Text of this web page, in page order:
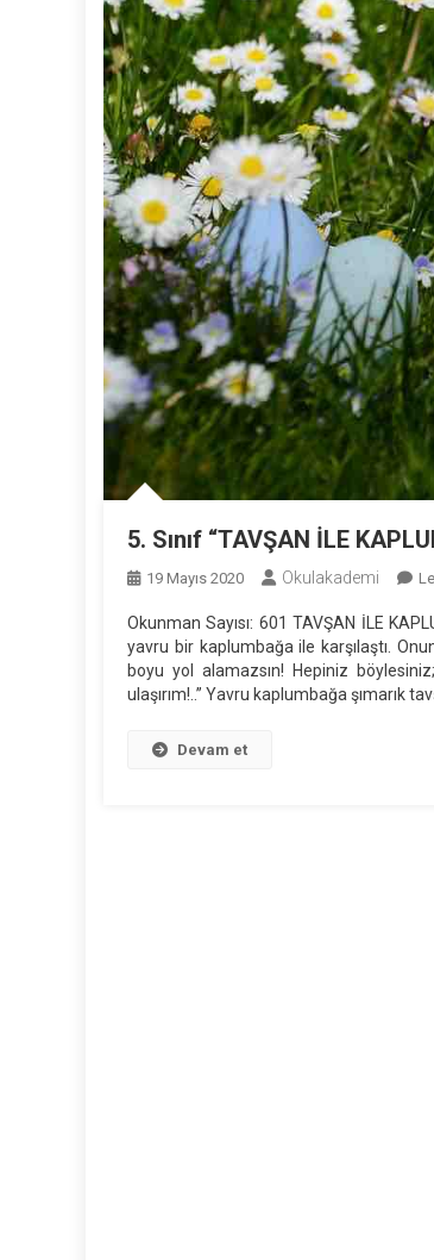
5. Sınıf “TAVŞAN İLE
19 Mayıs 2020 Okulakademi
Okunman Sayısı: 601 TAVŞAN İLE
yavru bir kaplumbağa ile karşılaştı.
boyu yol alamazsın! Hepiniz
ulaşırım!..” Yavru kaplumbağa şımarık
Devam et